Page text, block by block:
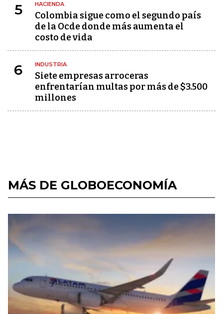
5 HACIENDA
Colombia sigue como el segundo país
de la Ocde donde más aumenta el
costo de vida
6 INDUSTRIA
Siete empresas arroceras
enfrentarían multas por más de $3.500
millones
MÁS DE GLOBOECONOMÍA